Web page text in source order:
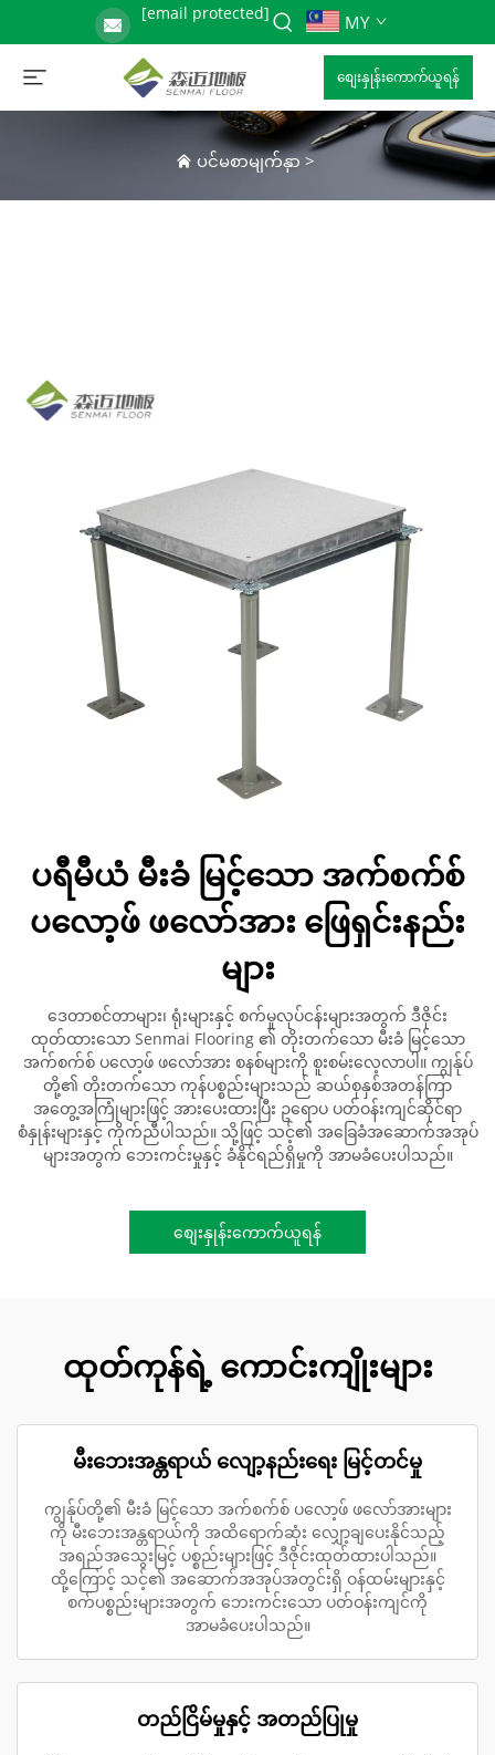
[email protected] MY
စျေးနှုန်းကောက်ယူရန်
ပင်မစာမျက်နှာ >
ပရီမီယံ မီးခံ မြင့်သော အက်စက်စ်
ပလော့ဖ် ဖလော်အား ဖြေရှင်းနည်း
များ
ဒေတာစင်တာများ၊ ရုံးများနှင့် စက်မှုလုပ်ငန်းများအတွက် ဒီဇိုင်း
ထုတ်ထားသော Senmai Flooring ၏ တိုးတက်သော မီးခံ မြင့်သော
အက်စက်စ် ပလော့ဖ် ဖလော်အား စနစ်များကို စူးစမ်းလေ့လာပါ။ ကျွန်ုပ်
တို့၏ တိုးတက်သော ကုန်ပစ္စည်းများသည် ဆယ်စုနှစ်အတန်ကြာ
အတွေ့အကြုံများဖြင့် အားပေးထားပြီး ဥရောပ ပတ်ဝန်းကျင်ဆိုင်ရာ
စံနှုန်းများနှင့် ကိုက်ညီပါသည်။ သို့ဖြင့် သင့်၏ အခြေခံအဆောက်အအုပ်
များအတွက် ဘေးကင်းမှုနှင့် ခံနိုင်ရည်ရှိမှုကို အာမခံပေးပါသည်။
စျေးနှုန်းကောက်ယူရန်
ထုတ်ကုန်ရဲ့ ကောင်းကျိုးများ
မီးဘေးအန္တရာယ် လျော့နည်းရေး မြင့်တင်မှု
ကျွန်ုပ်တို့၏ မီးခံ မြင့်သော အက်စက်စ် ပလော့ဖ် ဖလော်အားများ
ကို မီးဘေးအန္တရာယ်ကို အထိရောက်ဆုံး လျှော့ချပေးနိုင်သည့်
အရည်အသွေးမြင့် ပစ္စည်းများဖြင့် ဒီဇိုင်းထုတ်ထားပါသည်။
ထို့ကြောင့် သင့်၏ အဆောက်အအုပ်အတွင်းရှိ ဝန်ထမ်းများနှင့်
စက်ပစ္စည်းများအတွက် ဘေးကင်းသော ပတ်ဝန်းကျင်ကို
အာမခံပေးပါသည်။
တည်ငြိမ်မှုနှင့် အတည်ပြုမှု